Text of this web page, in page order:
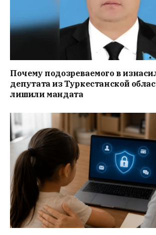
Почему подозреваемого в
депутата из Туркестанской
лишили мандата